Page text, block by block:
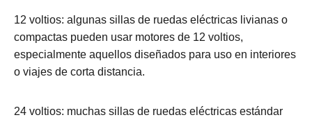
12 voltios: algunas sillas de ruedas eléctricas livianas o
compactas pueden usar motores de 12 voltios,
especialmente aquellos diseñados para uso en interiores
o viajes de corta distancia.
24 voltios: muchas sillas de ruedas eléctricas estándar